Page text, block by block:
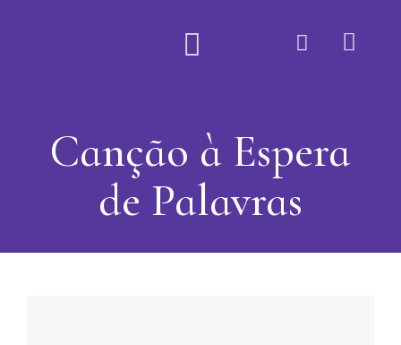
Canção à Espera
de Palavras